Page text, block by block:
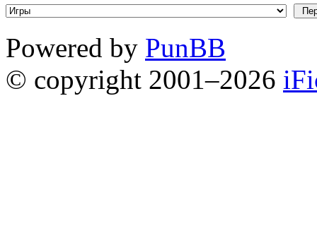
Powered by PunBB
© copyright 2001–2026